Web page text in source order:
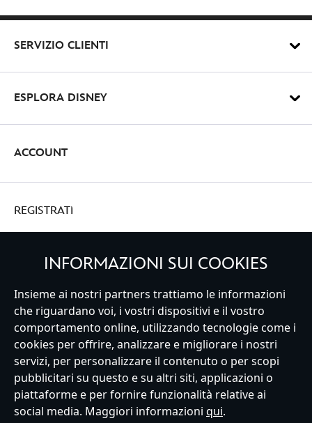
SERVIZIO CLIENTI
ESPLORA DISNEY
ACCOUNT
REGISTRATI
Italy
Servizio Clienti Termini d'Uso Trova Negozio
Mappa del Sito
Normativa Europea sul trattamento dei dati personali
Informativa sulla privacy
Politica dei Cookie
Informativa sulla privacy UE
Termini e Condizioni generali
Gestisci le impostazioni dei Cookies
s172 Statements
INFORMAZIONI SUI COOKIES
Insieme ai nostri partners trattiamo le informazioni
che riguardano voi, i vostri dispositivi e il vostro
comportamento online, utilizzando tecnologie come i
cookies per offrire, analizzare e migliorare i nostri
servizi, per personalizzare il contenuto o per scopi
pubblicitari su questo e su altri siti, applicazioni o
piattaforme e per fornire funzionalità relative ai
social media. Maggiori informazioni qui.